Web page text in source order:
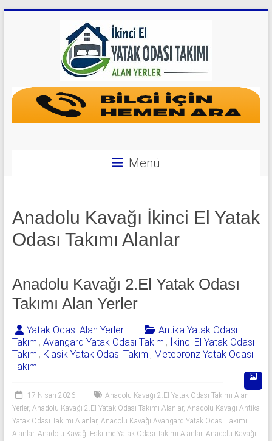
Yatak
Odası
|
0
541
06
06
|
Yıldız
Spot
Yatak
odası
Menü
Anadolu Kavağı İkinci El Yatak
Odası Takımı Alanlar
Anadolu Kavağı 2.El Yatak Odası
Takımı Alan Yerler
Yatak Odası Alan Yerler
Antika Yatak Odası
Takımı, Avangard Yatak Odası Takımı, İkinci El Yatak Odası
Takımı, Klasik Yatak Odası Takımı, Metebronz Yatak Odası
Takımı
17 Nisan 2026
Anadolu Kavağı 2.El Yatak Odası Takımı Alan
Yerler, Anadolu Kavağı 2.El Yatak Odası Takımı Alanlar, Anadolu Kavağı Antika
Yatak Odası Takımı Alanlar, Anadolu Kavağı Avangard Yatak Odası Takımı
Alanlar, Anadolu Kavağı Eskitme Yatak Odası Takımı Alanlar, Anadolu Kavağı